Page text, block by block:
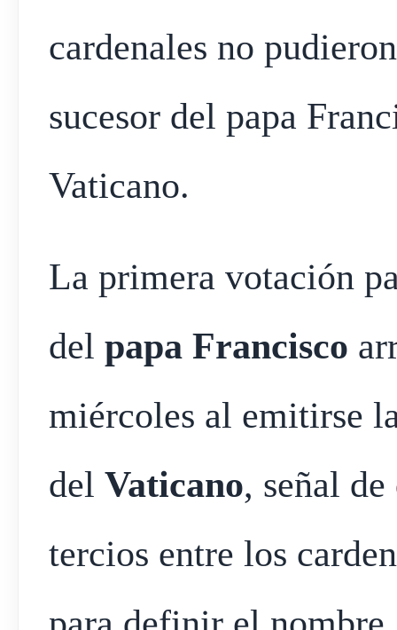
cardenales no
sucesor del papa
Vaticano.
La primera votación
del papa Francisco
miércoles al emitirse
del Vaticano, señal
tercios entre los